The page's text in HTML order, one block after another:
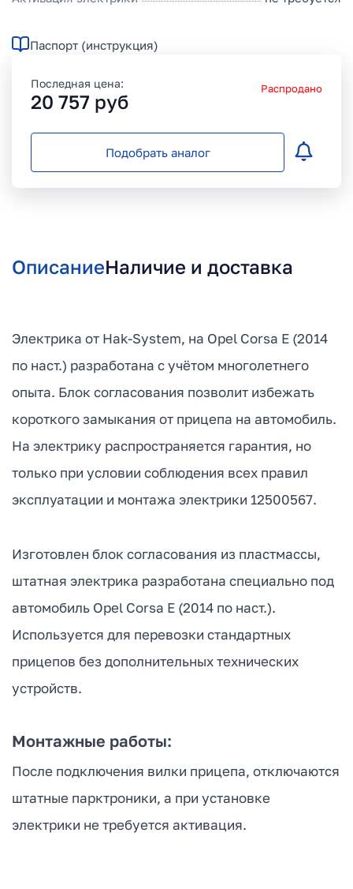
Паспорт (инструкция)
Последная цена:
20 757 руб
Распродано
Подобрать аналог
ОписаниеНаличие и доставка
Электрика от Hak-System, на Opel Corsa E (2014
по наст.) разработана с учётом многолетнего
опыта. Блок согласования позволит избежать
короткого замыкания от прицепа на автомобиль.
На электрику распространяется гарантия, но
только при условии соблюдения всех правил
эксплуатации и монтажа электрики 12500567.
Изготовлен блок согласования из пластмассы,
штатная электрика разработана специально под
автомобиль Opel Corsa E (2014 по наст.).
Используется для перевозки стандартных
прицепов без дополнительных технических
устройств.
Монтажные работы:
После подключения вилки прицепа, отключаются
штатные парктроники, а при установке
электрики не требуется активация.